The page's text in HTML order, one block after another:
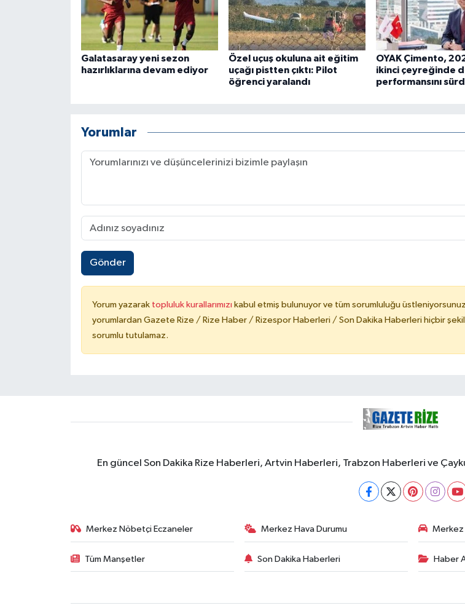
Galatasaray yeni sezon
hazırlıklarına devam ediyor
Özel uçuş okuluna ait eğitim
uçağı pistten çıktı: Pilot
öğrenci yaralandı
OYAK Çimento,
ikinci çeyreğinde
performansını
Yorumlar
Gönder
Yorum yazarak topluluk kurallarımızı kabul etmiş bulunuyor ve tüm sorumluluğu
yorumlardan Gazete Rize / Rize Haber / Rizespor Haberleri / Son Dakika Haberleri hiçbir
sorumlu tutulamaz.
En güncel Son Dakika Rize Haberleri, Artvin Haberleri, Trabzon Haberleri ve
Merkez Nöbetçi Eczaneler Merkez Hava Durumu Merkez
Tüm Manşetler Son Dakika Haberleri Haber